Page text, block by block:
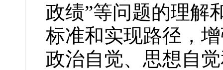
政绩”等问题的理解
标准和实现路径，
政治自觉、思想自